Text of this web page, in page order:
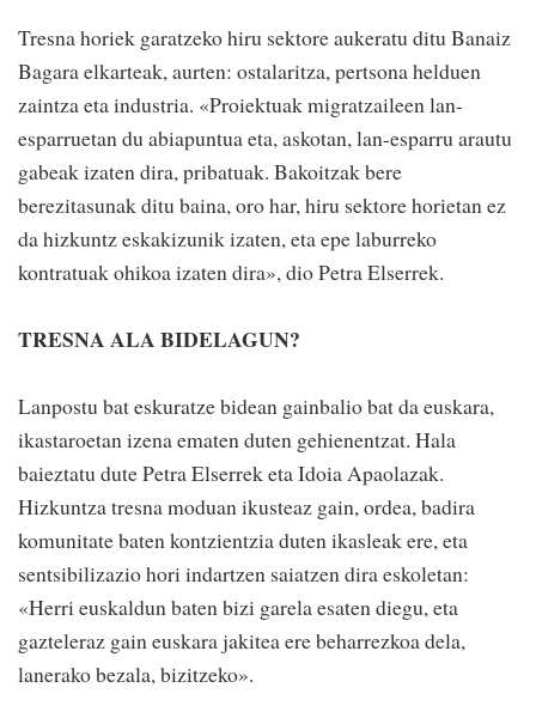
Tresna horiek garatzeko hiru sektore aukeratu ditu Banaiz
Bagara elkarteak, aurten: ostalaritza, pertsona helduen
zaintza eta industria. «Proiektuak migratzaileen lan-
esparruetan du abiapuntua eta, askotan, lan-esparru arautu
gabeak izaten dira, pribatuak. Bakoitzak bere
berezitasunak ditu baina, oro har, hiru sektore horietan ez
da hizkuntz eskakizunik izaten, eta epe laburreko
kontratuak ohikoa izaten dira», dio Petra Elserrek.
TRESNA ALA BIDELAGUN?
Lanpostu bat eskuratze bidean gainbalio bat da euskara,
ikastaroetan izena ematen duten gehienentzat. Hala
baieztatu dute Petra Elserrek eta Idoia Apaolazak.
Hizkuntza tresna moduan ikusteaz gain, ordea, badira
komunitate baten kontzientzia duten ikasleak ere, eta
sentsibilizazio hori indartzen saiatzen dira eskoletan:
«Herri euskaldun baten bizi garela esaten diegu, eta
gazteleraz gain euskara jakitea ere beharrezkoa dela,
lanerako bezala, bizitzeko».